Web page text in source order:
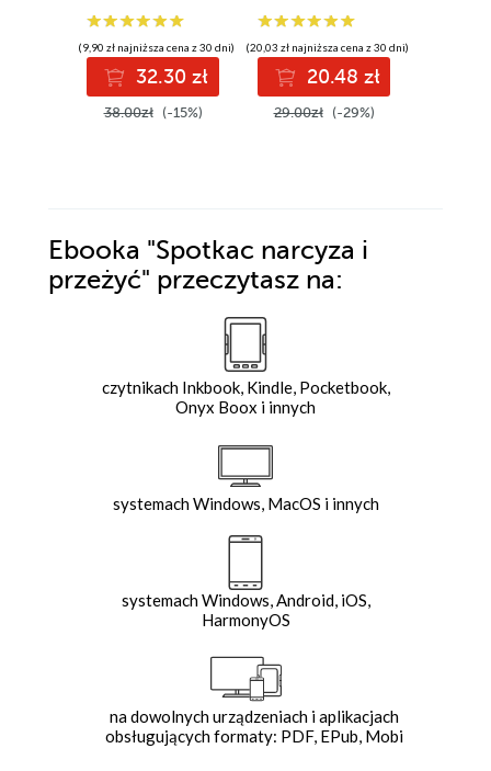
poseparacyjną
(9,90 zł najniższa cena z 30 dni)
32.30 zł
38.00zł (-15%)
(20,03 zł najniższa cena z 30 dni)
20.48 zł
29.00zł (-29%)
Ebooka "Spotkac narcyza i
przeżyć" przeczytasz na:
czytnikach Inkbook, Kindle, Pocketbook,
Onyx Boox i innych
systemach Windows, MacOS i innych
systemach Windows, Android, iOS,
HarmonyOS
na dowolnych urządzeniach i aplikacjach
obsługujących formaty: PDF, EPub, Mobi